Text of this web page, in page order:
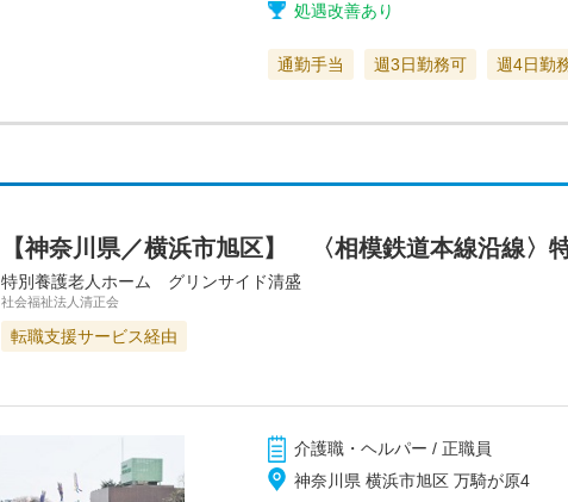
処遇改善あり
通勤手当 週3日勤務可 週4日勤
【神奈川県／横浜市旭区】 〈相模鉄道本線沿線〉
特別養護老人ホーム グリンサイド清盛
社会福祉法人清正会
転職支援サービス経由
介護職・ヘルパー / 正職員
神奈川県 横浜市旭区 万騎が原4